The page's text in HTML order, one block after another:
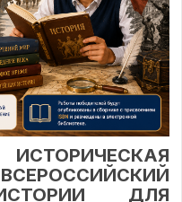
ДЛЯ